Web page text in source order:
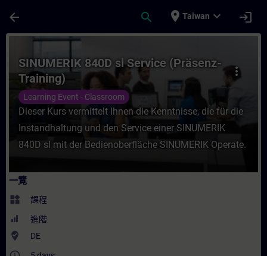
arrow_back search place Taiwan expand_more login
課程 - SINUMERIK 840D sl Service
more_vert
SINUMERIK 840D sl Service (Präsenz-
Training)
Learning Event - Classroom
Dieser Kurs vermittelt Ihnen die Kenntnisse, die für die
Instandhaltung und den Service einer SINUMERIK
840D sl mit der Bedienoberfläche SINUMERIK Operate.
一覽
widgets 課程
進階
where_to_vote DE